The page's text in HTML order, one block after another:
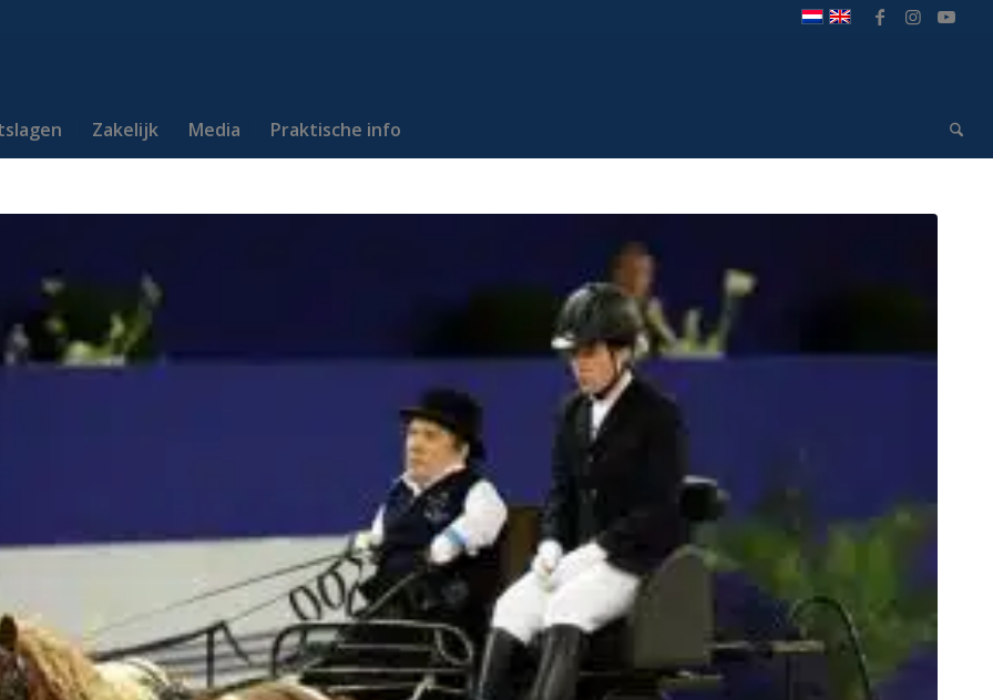
Zakelijk Media Praktische info